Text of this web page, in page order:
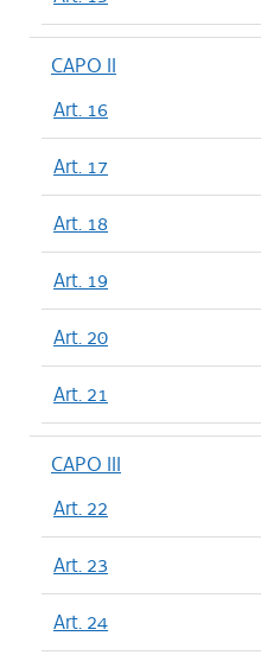
CAPO II
Art. 16
Art. 17
Art. 18
Art. 19
Art. 20
Art. 21
CAPO III
Art. 22
Art. 23
Art. 24